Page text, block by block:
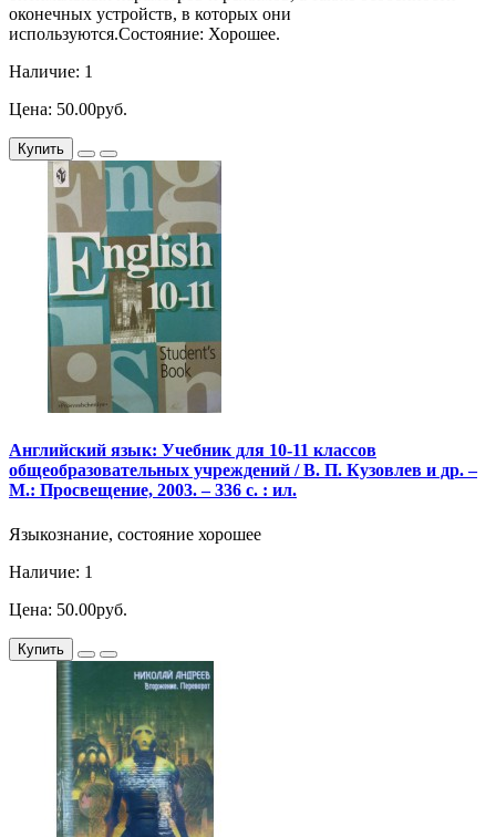
оконечных устройств, в которых они
используются.Состояние: Хорошее.
Наличие: 1
Цена: 50.00руб.
Купить
Английский язык: Учебник для 10-11 классов
общеобразовательных учреждений / В. П. Кузовлев и др. –
М.: Просвещение, 2003. – 336 с. : ил.
Языкознание, состояние хорошее
Наличие: 1
Цена: 50.00руб.
Купить